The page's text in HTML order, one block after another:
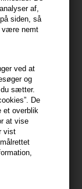
af,
siden, så
være nemt
ved at
og
du sætter.
De
et overblik
at vise
vist
Women 250ml